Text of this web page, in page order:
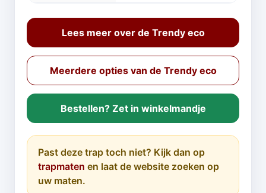
Lees meer over de Trendy eco
Meerdere opties van de Trendy eco
Bestellen? Zet in winkelmandje
Past deze trap toch niet? Kijk dan op
trapmaten en laat de website zoeken op
uw maten.